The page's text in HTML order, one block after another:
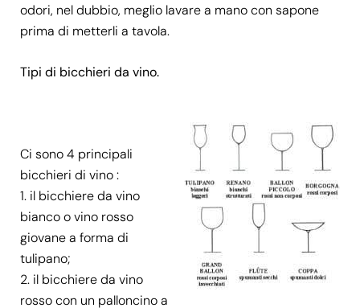
odori, nel dubbio, meglio lavare a mano con sapone
prima di metterli a tavola.
Tipi di bicchieri da vino.
Ci sono 4 principali
bicchieri di vino :
il bicchiere da vino
bianco o vino rosso
giovane a forma di
tulipano;
il bicchiere da vino
rosso con un palloncino a